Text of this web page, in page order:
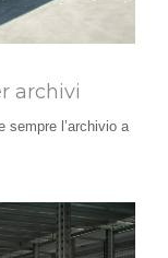
archivi
sempre l’archivio a